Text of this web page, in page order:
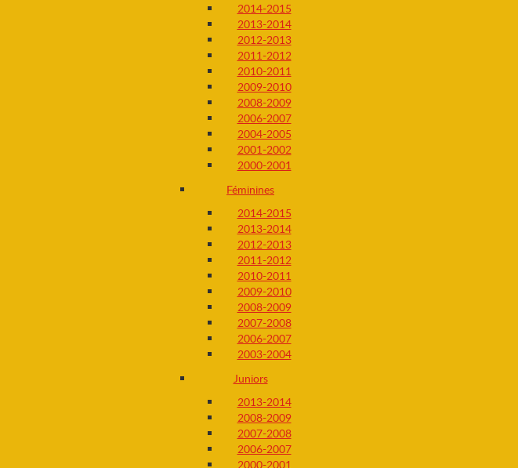
2014-2015
2013-2014
2012-2013
2011-2012
2010-2011
2009-2010
2008-2009
2006-2007
2004-2005
2001-2002
2000-2001
Féminines
2014-2015
2013-2014
2012-2013
2011-2012
2010-2011
2009-2010
2008-2009
2007-2008
2006-2007
2003-2004
Juniors
2013-2014
2008-2009
2007-2008
2006-2007
2000-2001